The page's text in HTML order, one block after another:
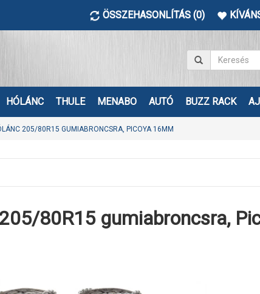
ÖSSZEHASONLÍTÁS (0)
HÓLÁNC THULE MENABO AUTÓ BUZZ RACK
205/80R15 GUMIABRONCSRA, PICOYA 16MM
80R15 gumiabroncsra,